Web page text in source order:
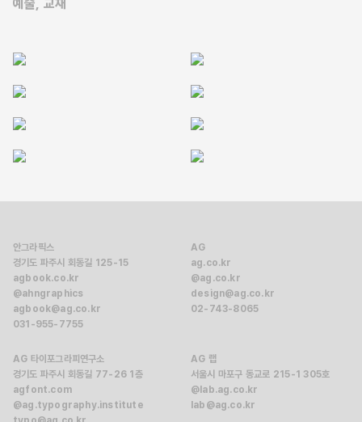
제작하며 촉진자인 여러분과 참여자가 배우는 과정에 주목해야
한다.
로렌 도허티 & 미트라 레이하니 가딤, 「뮤지엄 미술치료의 실천
예술 교재
안그라픽스
경기도 파주시 회동길 125-15
agbook.co.kr
@ahngraphics
agbook@ag.co.kr
031-955-7755
AG
ag.co.kr
@ag.co.kr
design@ag.co.kr
02-743-8065
AG 타이포그라피연구소
경기도 파주시 회동길 77-26 1층
agfont.com
@ag.typography.institute
AG 랩
서울시 마포구 동교로 215-1 305호
@lab.ag.co.kr
lab@ag.co.kr